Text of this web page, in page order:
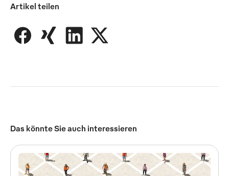
Artikel teilen
Das könnte Sie auch interessieren